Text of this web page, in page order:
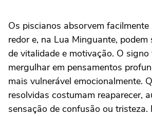
Os piscianos absorvem
redor e, na Lua Minguante, podem
de vitalidade e motivação. O signo
mergulhar em pensamentos
mais vulnerável emocionalmente.
resolvidas costumam reaparecer,
sensação de confusão ou tristeza.